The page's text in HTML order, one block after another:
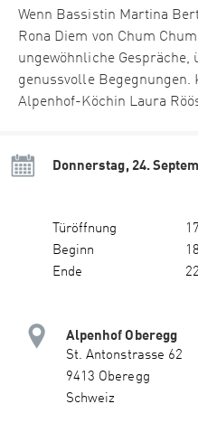
Wenn Bassistin Martina
Rona Diem von Chum
ungewöhnliche Gespräche,
genussvolle
Alpenhof-Köchin Laura
Donnerstag, 24.
Türöffnung
Beginn
Ende
Alpenhof Oberegg
St. Antonstrasse 62
9413 Oberegg
Schweiz